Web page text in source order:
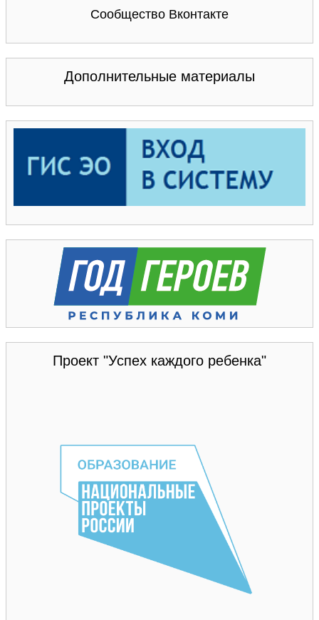
Сообщество Вконтакте
Дополнительные материалы
Проект "Успех каждого ребенка"